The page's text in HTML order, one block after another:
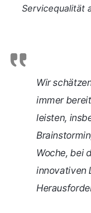
Servicequalität
Wir
immer
leisten,
Woche, bei
innovativen